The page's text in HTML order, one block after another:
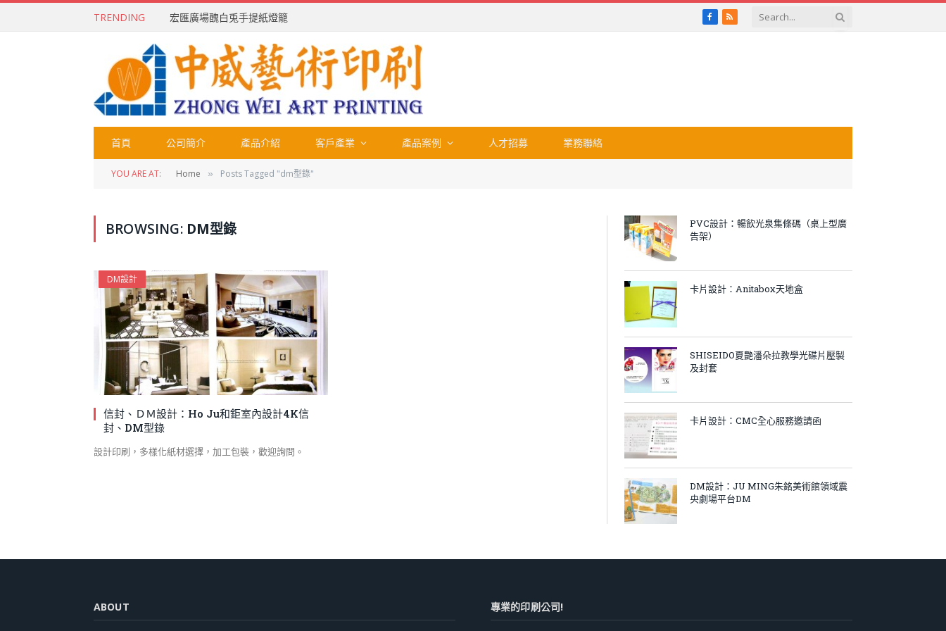
TRENDING 宏匯廣場醜白兎手提紙燈籠 Facebook
RSS
首頁 公司簡介 產品介紹 客戶產業 產品案例 人才招募 業務聯絡
YOU ARE AT: Home » Posts Tagged "dm型錄"
BROWSING: DM型錄
DM設計
信封、ＤＭ設計：Ho Ju和鉅室內設計4K信
封、DM型錄
設計印刷，多樣化紙材選擇，加工包裝，歡迎詢問。
PVC設計：暢飲光泉集條碼（桌上型廣
告架）
卡片設計：Anitabox天地盒
SHISEIDO夏艷潘朵拉教學光碟片壓製
及封套
卡片設計：CMC全心服務邀請函
DM設計：JU MING朱銘美術館領域震
央劇場平台DM
ABOUT 專業的印刷公司!